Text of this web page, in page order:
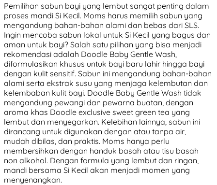
Pemilihan sabun bayi yang lembut sangat penting dalam
proses mandi Si Kecil. Moms harus memilih sabun yang
mengandung bahan-bahan alami dan bebas dari SLS.
Ingin mencoba sabun lokal untuk Si Kecil yang bagus dan
aman untuk bayi? Salah satu pilihan yang bisa menjadi
rekomendasi adalah Doodle Baby Gentle Wash,
diformulasikan khusus untuk bayi baru lahir hingga bayi
dengan kulit sensitif. Sabun ini mengandung bahan-bahan
alami serta ekstrak susu yang menjaga kelembutan dan
kelembaban kulit bayi. Doodle Baby Gentle Wash tidak
mengandung pewangi dan pewarna buatan, dengan
aroma khas Doodle exclusive sweet green tea yang
lembut dan menyegarkan. Kelebihan lainnya, sabun ini
dirancang untuk digunakan dengan atau tanpa air,
mudah dibilas, dan praktis. Moms hanya perlu
membersihkan dengan handuk basah atau tisu basah
non alkohol. Dengan formula yang lembut dan ringan,
mandi bersama Si Kecil akan menjadi momen yang
menyenangkan.